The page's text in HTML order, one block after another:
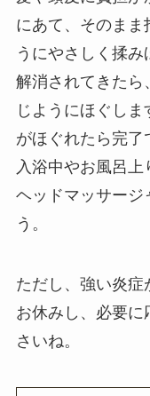
にあて、そのまま
うにやさしく揉
解消されてきたら
じようにほぐし
がほぐれたら完了
入浴中やお風呂上
ヘッドマッサージ
う。
ただし、強い炎症
お休みし、必要
さいね。